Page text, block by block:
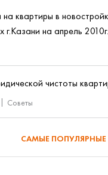
квартиры в
г.Казани на апрель 2010г.
чистоты
Советы
САМЫЕ ПОПУЛЯРНЫЕ